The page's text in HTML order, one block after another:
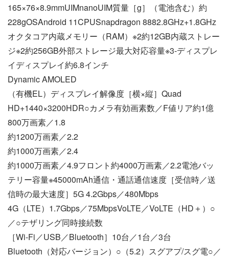
165×76×8.9mmUIMnanoUIM質量［g］（電池含む）約
228gOSAndroid 11CPUSnapdragon 8882.8GHz+1.8GHz
オクタコア内蔵メモリー（RAM）※2約12GB内蔵ストレー
ジ※2約256GB外部ストレージ最大対応容量※3-ディスプレ
イディスプレイ約6.8インチ
Dynamic AMOLED
（有機EL）ディスプレイ解像度［横×縦］Quad
HD+1440×3200HDR○カメラ有効画素数／F値リア約1億
800万画素／1.8
約1200万画素／2.2
約1000万画素／2.4
約1000万画素／4.9フロント約4000万画素／2.2電池バッ
テリー容量※45000mAh通信・通話通信速度［受信時／送
信時の最大速度］5G 4.2Gbps／480Mbps
4G（LTE）1.7Gbps／75MbpsVoLTE／VoLTE（HD＋）○
／○テザリング同時接続数
［Wi-Fi／USB／Bluetooth］10台／1台／3台
Bluetooth（対応バージョン）○（5.2）スグアプ/スグ電○／